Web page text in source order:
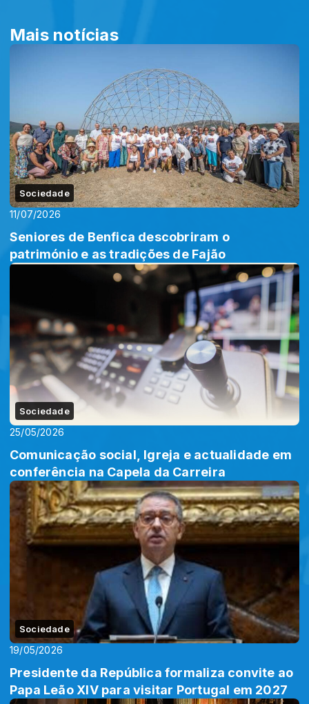
Mais notícias
Sociedade
11/07/2026
Seniores de Benfica descobriram o
património e as tradições de Fajão
Sociedade
25/05/2026
Comunicação social, Igreja e actualidade em
conferência na Capela da Carreira
Sociedade
19/05/2026
Presidente da República formaliza convite ao
Papa Leão XIV para visitar Portugal em 2027